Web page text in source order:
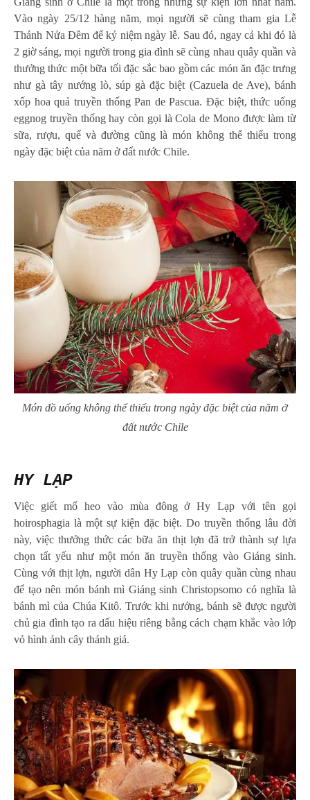
Vào ngày 25/12 hàng năm, mọi người sẽ cùng tham gia Lễ
Thánh Nửa Đêm để kỷ niệm ngày lễ. Sau đó, ngay cả khi đó là
2 giờ sáng, mọi người trong gia đình sẽ cùng nhau quây quần và
thưởng thức một bữa tối đặc sắc bao gồm các món ăn đặc trưng
như gà tây nướng lò, súp gà đặc biệt (Cazuela de Ave), bánh
xốp hoa quả truyền thống Pan de Pascua. Đặc biệt, thức uống
eggnog truyền thống hay còn gọi là Cola de Mono được làm từ
sữa, rượu, quế và đường cũng là món không thể thiếu trong
ngày đặc biệt của năm ở đất nước Chile.
Món đồ uống không thể thiếu trong ngày đặc biệt của năm ở
đất nước Chile
HY LẠP
Việc giết mổ heo vào mùa đông ở Hy Lạp với tên gọi
hoirosphagia là một sự kiện đặc biệt. Do truyền thống lâu đời
này, việc thưởng thức các bữa ăn thịt lợn đã trở thành sự lựa
chọn tất yếu như một món ăn truyền thống vào Giáng sinh.
Cùng với thịt lợn, người dân Hy Lạp còn quây quần cùng nhau
để tạo nên món bánh mì Giáng sinh Christopsomo có nghĩa là
bánh mì của Chúa Kitô. Trước khi nướng, bánh sẽ được người
chủ gia đình tạo ra dấu hiệu riêng bằng cách chạm khắc vào lớp
vỏ hình ảnh cây thánh giá.